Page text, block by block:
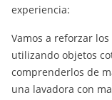
experiencia:
Vamos a reforzar
utilizando objetos
comprenderlos de
una lavadora con